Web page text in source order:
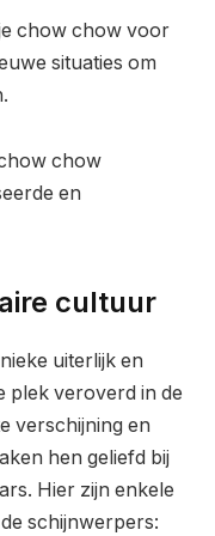
chow chow voor
situaties om
chow
en
cultuur
uiterlijk en
plek veroverd in de
verschijning en
hen geliefd bij
Hier zijn enkele
schijnwerpers: